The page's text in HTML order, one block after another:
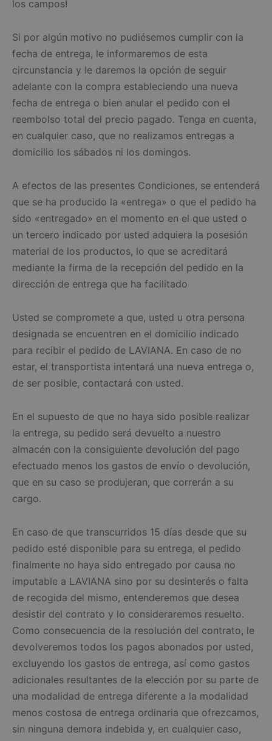
los campos!
Si por algún motivo no pudiésemos cumplir con la
fecha de entrega, le informaremos de esta
circunstancia y le daremos la opción de seguir
adelante con la compra estableciendo una nueva
fecha de entrega o bien anular el pedido con el
reembolso total del precio pagado. Tenga en cuenta,
en cualquier caso, que no realizamos entregas a
domicilio los sábados ni los domingos.
A efectos de las presentes Condiciones, se entenderá
que se ha producido la «entrega» o que el pedido ha
sido «entregado» en el momento en el que usted o
un tercero indicado por usted adquiera la posesión
material de los productos, lo que se acreditará
mediante la firma de la recepción del pedido en la
dirección de entrega que ha facilitado
Usted se compromete a que, usted u otra persona
designada se encuentren en el domicilio indicado
para recibir el pedido de LAVIANA. En caso de no
estar, el transportista intentará una nueva entrega o,
de ser posible, contactará con usted.
En el supuesto de que no haya sido posible realizar
la entrega, su pedido será devuelto a nuestro
almacén con la consiguiente devolución del pago
efectuado menos los gastos de envío o devolución,
que en su caso se produjeran, que correrán a su
cargo.
En caso de que transcurridos 15 días desde que su
pedido esté disponible para su entrega, el pedido
finalmente no haya sido entregado por causa no
imputable a LAVIANA sino por su desinterés o falta
de recogida del mismo, entenderemos que desea
desistir del contrato y lo consideraremos resuelto.
Como consecuencia de la resolución del contrato, le
devolveremos todos los pagos abonados por usted,
excluyendo los gastos de entrega, así como gastos
adicionales resultantes de la elección por su parte de
una modalidad de entrega diferente a la modalidad
menos costosa de entrega ordinaria que ofrezcamos,
sin ninguna demora indebida y, en cualquier caso,